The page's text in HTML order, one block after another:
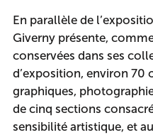
En parallèle de
Giverny présente,
conservées dans ses
d’exposition, environ 70
graphiques,
de cinq sections
sensibilité artistique, et